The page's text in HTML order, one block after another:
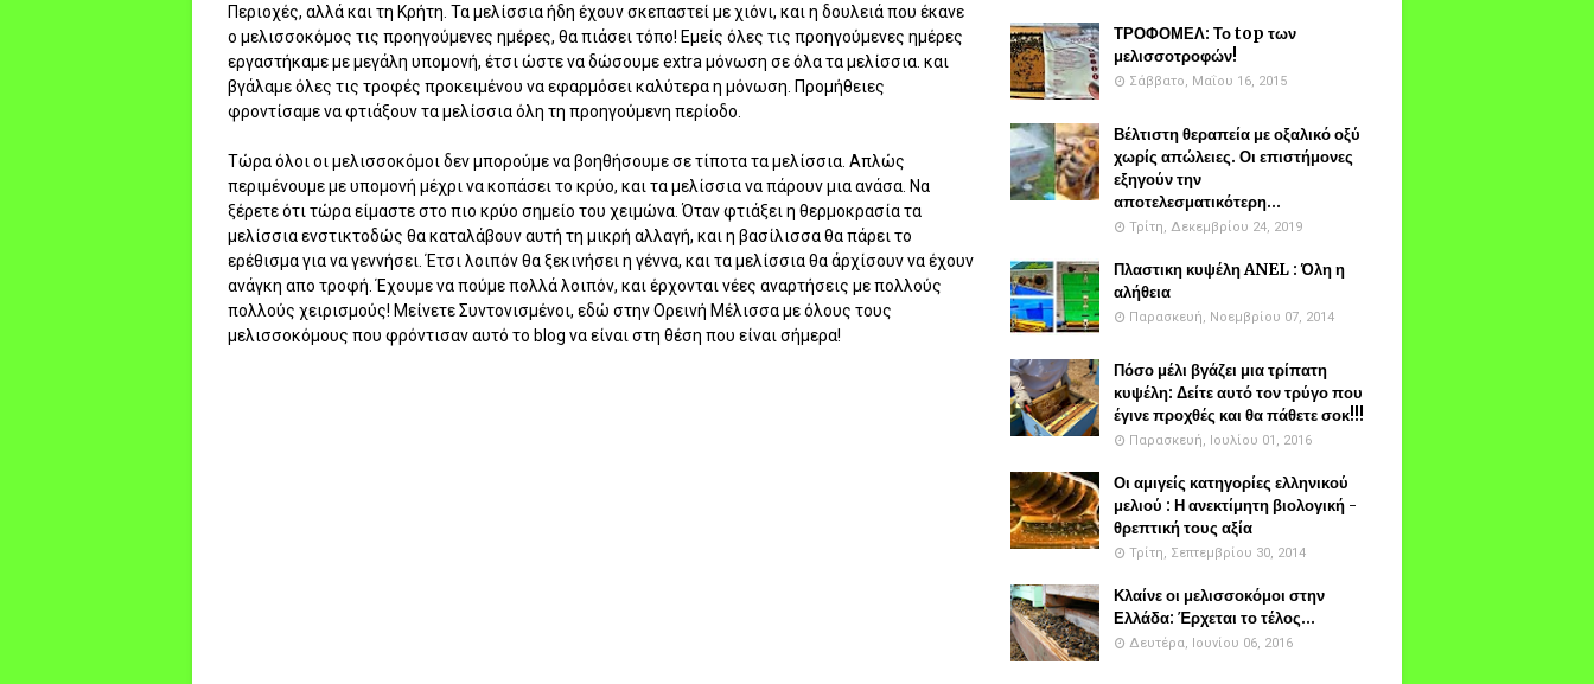
Περιοχές, αλλά και τη Κρήτη. Τα μελίσσια ήδη έχουν σκεπαστεί με χιόνι, και η δουλειά που έκανε
ο μελισσοκόμος τις προηγούμενες ημέρες, θα πιάσει τόπο! Εμείς όλες τις προηγούμενες ημέρες
εργαστήκαμε με μεγάλη υπομονή, έτσι ώστε να δώσουμε extra μόνωση σε όλα τα μελίσσια. και
βγάλαμε όλες τις τροφές προκειμένου να εφαρμόσει καλύτερα η μόνωση. Προμήθειες
φροντίσαμε να φτιάξουν τα μελίσσια όλη τη προηγούμενη περίοδο.
Τώρα όλοι οι μελισσοκόμοι δεν μπορούμε να βοηθήσουμε σε τίποτα τα μελίσσια. Απλώς
περιμένουμε με υπομονή μέχρι να κοπάσει το κρύο, και τα μελίσσια να πάρουν μια ανάσα. Να
ξέρετε ότι τώρα είμαστε στο πιο κρύο σημείο του χειμώνα. Όταν φτιάξει η θερμοκρασία τα
μελίσσια ενστικτοδώς θα καταλάβουν αυτή τη μικρή αλλαγή, και η βασίλισσα θα πάρει το
ερέθισμα για να γεννήσει. Έτσι λοιπόν θα ξεκινήσει η γέννα, και τα μελίσσια θα άρχίσουν να έχουν
ανάγκη απο τροφή. Έχουμε να πούμε πολλά λοιπόν, και έρχονται νέες αναρτήσεις με πολλούς
πολλούς χειρισμούς! Μείνετε Συντονισμένοι, εδώ στην Ορεινή Μέλισσα με όλους τους
μελισσοκόμους που φρόντισαν αυτό το blog να είναι στη θέση που είναι σήμερα!
ΤΡΟΦΟΜΕΛ: Το top των
μελισσοτροφών!
Σάββατο, Μαΐου 16, 2015
Βέλτιστη θεραπεία με οξαλικό οξύ
χωρίς απώλειες. Οι επιστήμονες
εξηγούν την
αποτελεσματικότερη...
Τρίτη, Δεκεμβρίου 24, 2019
Πλαστικη κυψέλη ANEL : Όλη η
αλήθεια
Παρασκευή, Νοεμβρίου 07, 2014
Πόσο μέλι βγάζει μια τρίπατη
κυψέλη: Δείτε αυτό τον τρύγο που
έγινε προχθές και θα πάθετε σοκ!!!
Παρασκευή, Ιουλίου 01, 2016
Οι αμιγείς κατηγορίες ελληνικού
μελιού : Η ανεκτίμητη βιολογική -
θρεπτική τους αξία
Τρίτη, Σεπτεμβρίου 30, 2014
Κλαίνε οι μελισσοκόμοι στην
Ελλάδα: Έρχεται το τέλος...
Δευτέρα, Ιουνίου 06, 2016